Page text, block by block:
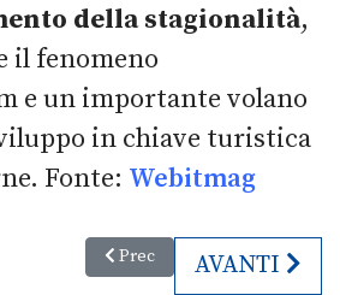
della stagionalità,
il fenomeno
e un importante volano
in chiave turistica
Fonte: Webitmag
Articolo precedente: Gabriele
Prec ARTICOLO
AVANTI